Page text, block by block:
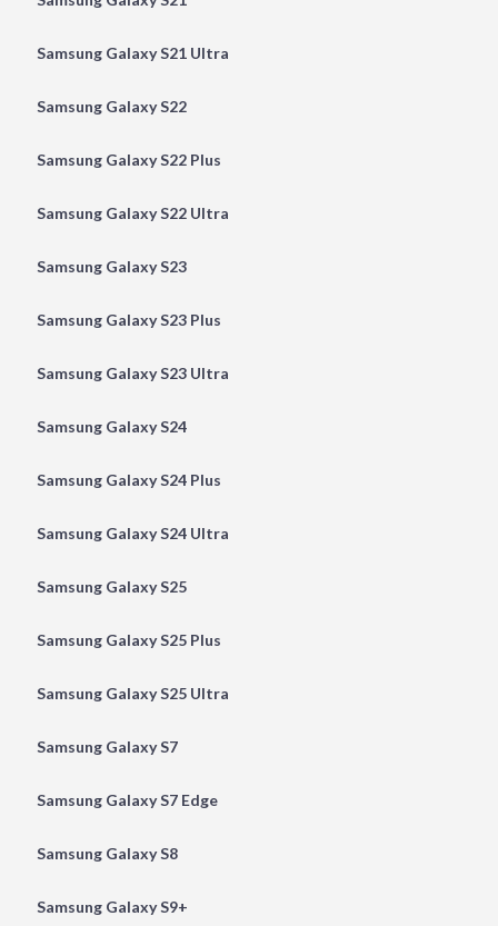
Samsung Galaxy S21 Ultra
Samsung Galaxy S22
Samsung Galaxy S22 Plus
Samsung Galaxy S22 Ultra
Samsung Galaxy S23
Samsung Galaxy S23 Plus
Samsung Galaxy S23 Ultra
Samsung Galaxy S24
Samsung Galaxy S24 Plus
Samsung Galaxy S24 Ultra
Samsung Galaxy S25
Samsung Galaxy S25 Plus
Samsung Galaxy S25 Ultra
Samsung Galaxy S7
Samsung Galaxy S7 Edge
Samsung Galaxy S8
Samsung Galaxy S9+